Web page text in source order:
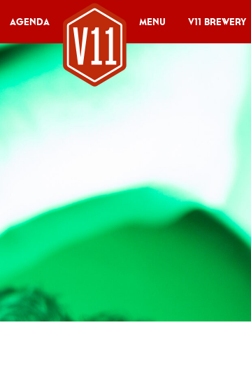
Agenda Menu V11 Brewery